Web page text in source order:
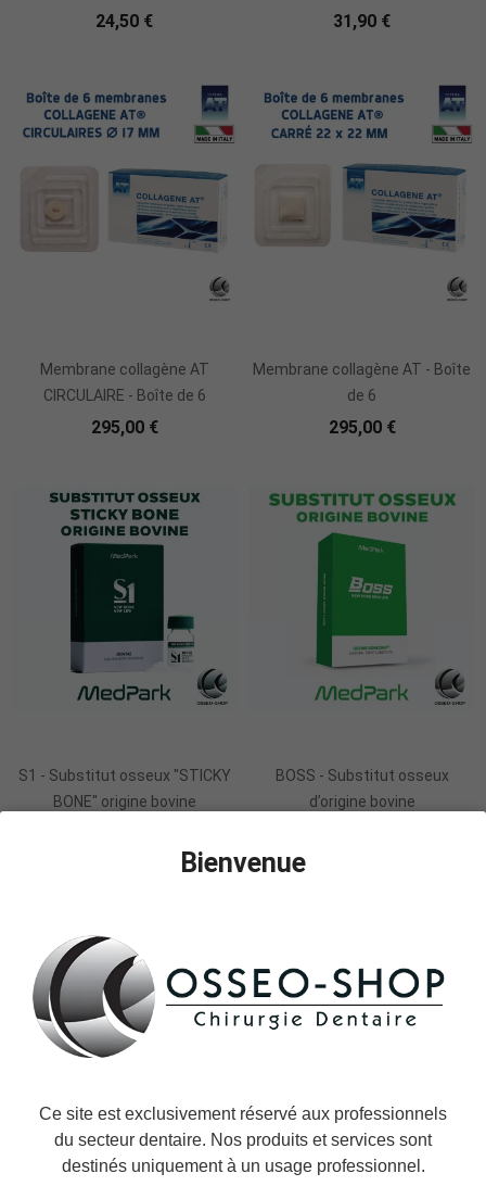
24,50 € 31,90 €
Membrane collagène AT
CIRCULAIRE - Boîte de 6
295,00 €
Membrane collagène AT - Boîte
de 6
295,00 €
S1 - Substitut osseux "STICKY
BONE" origine bovine
BOSS - Substitut osseux
d’origine bovine
Ajouter Au Panier
Bienvenue
Ce site est exclusivement réservé aux professionnels
du secteur dentaire. Nos produits et services sont
destinés uniquement à un usage professionnel.